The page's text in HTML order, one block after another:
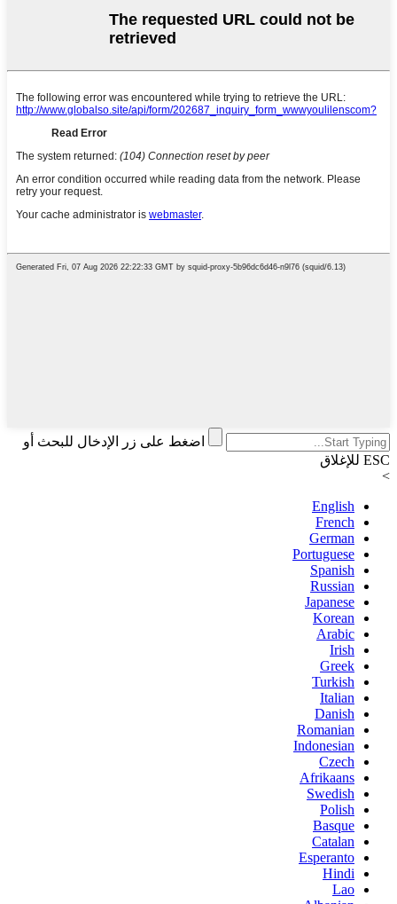
اضغط على زر الإدخال للبحث أو
ESC للإغلاق
>
English
French
German
Portuguese
Spanish
Russian
Japanese
Korean
Arabic
Irish
Greek
Turkish
Italian
Danish
Romanian
Indonesian
Czech
Afrikaans
Swedish
Polish
Basque
Catalan
Esperanto
Hindi
Lao